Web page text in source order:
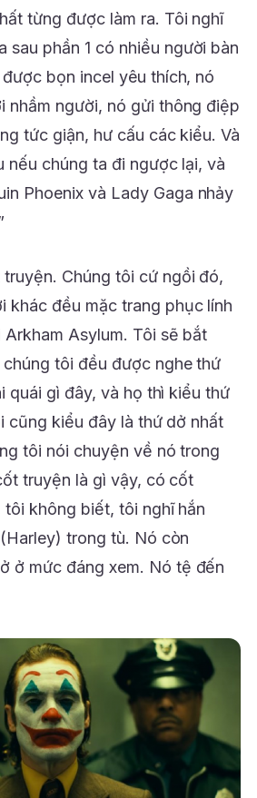
từng được làm ra. Tôi nghĩ
sau phần 1 có nhiều người bàn
bọn incel yêu thích, nó
nhầm người, nó gửi thông điệp
tức giận, hư cấu các kiểu. Và
nếu chúng ta đi ngược lại, và
Phoenix và Lady Gaga nhảy
Chúng tôi cứ ngồi đó,
khác đều mặc trang phục lính
Asylum. Tôi sẽ bắt
tôi đều được nghe thứ
quái gì đây, và họ thì kiểu thứ
cũng kiểu đây là thứ dở nhất
tôi nói chuyện về nó trong
truyện là gì vậy, có cốt
không biết, tôi nghĩ hắn
trong tù. Nó còn
ở mức đáng xem. Nó tệ đến